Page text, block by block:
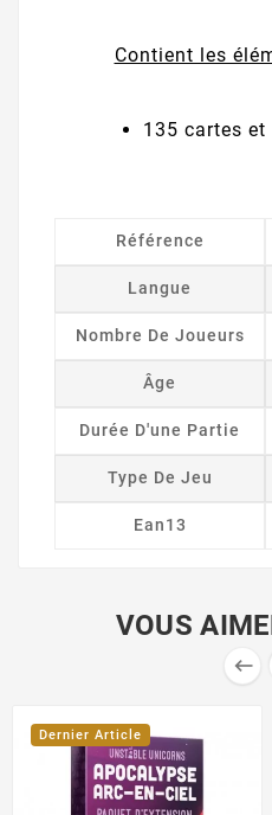
Contient les
135 cartes
Référence
Langue
Nombre De Joueurs
Âge
Durée D'une Partie
Type De Jeu
Ean13
VOUS

Dernier Article